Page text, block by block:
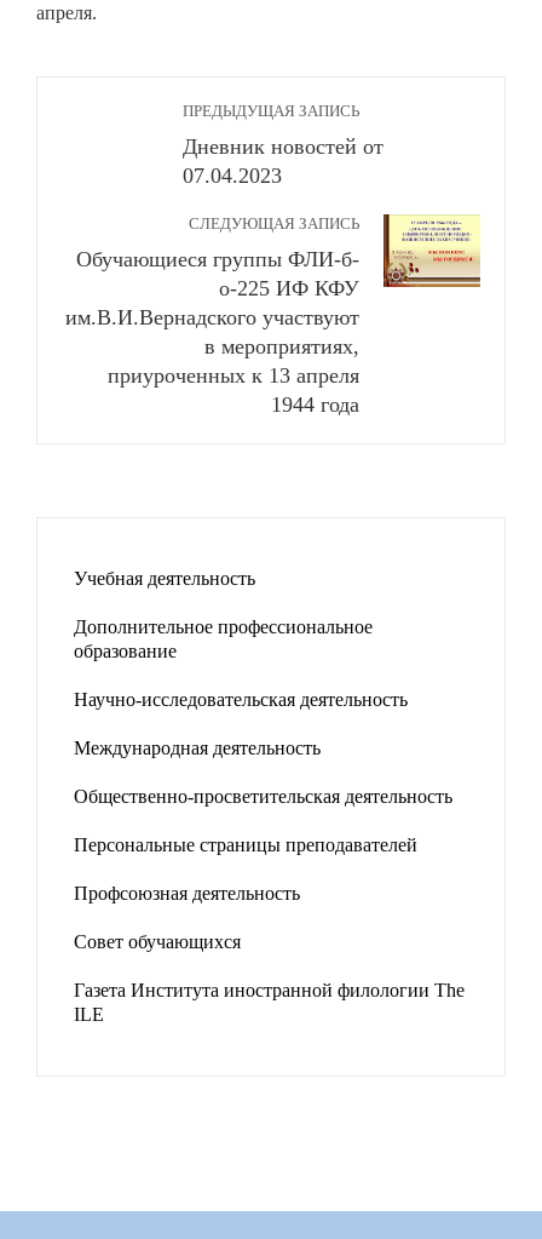
апреля.
ПРЕДЫДУЩАЯ ЗАПИСЬ
Дневник новостей от
07.04.2023
СЛЕДУЮЩАЯ ЗАПИСЬ
Обучающиеся группы ФЛИ-б-
о-225 ИФ КФУ
им.В.И.Вернадского участвуют
в мероприятиях,
приуроченных к 13 апреля
1944 года
Учебная деятельность
Дополнительное профессиональное
образование
Научно-исследовательская деятельность
Международная деятельность
Общественно-просветительская деятельность
Персональные страницы преподавателей
Профсоюзная деятельность
Совет обучающихся
Газета Института иностранной филологии The
ILE